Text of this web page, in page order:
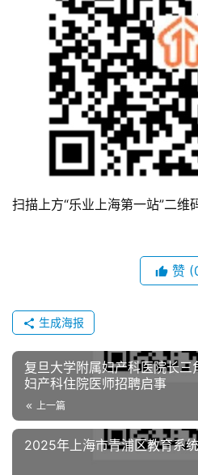
扫描上方“乐业上海第一站”二维
赞
生成海报
复旦大学附属妇产科医院长
妇产科住院医师招聘启事
上一篇
2025年上海市青浦区教育系